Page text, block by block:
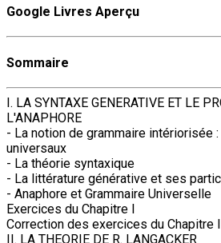
Google Livres Aperçu
Sommaire
I. LA SYNTAXE GENERATIVE ET LE
L'ANAPHORE
- La notion de grammaire intériorisée
universaux
- La théorie syntaxique
- La littérature générative et ses
- Anaphore et Grammaire Universelle
Exercices du Chapitre I
Correction des exercices du Chapitre I
II. LA THEORIE DE R. LANGACKER